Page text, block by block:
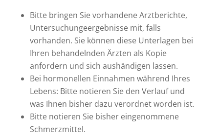
Bitte bringen Sie vorhandene Arztberichte,
Untersuchungeergebnisse mit, falls
vorhanden. Sie können diese Unterlagen bei
Ihren behandelnden Ärzten als Kopie
anfordern und sich aushändigen lassen.
Bei hormonellen Einnahmen während Ihres
Lebens: Bitte notieren Sie den Verlauf und
was Ihnen bisher dazu verordnet worden ist.
Bitte notieren Sie bisher eingenommene
Schmerzmittel.